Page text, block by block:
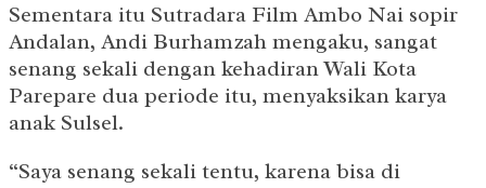
Sementara itu Sutradara Film Ambo Nai sopir
Andalan, Andi Burhamzah mengaku, sangat
senang sekali dengan kehadiran Wali Kota
Parepare dua periode itu, menyaksikan karya
anak Sulsel.
“Saya senang sekali tentu, karena bisa di